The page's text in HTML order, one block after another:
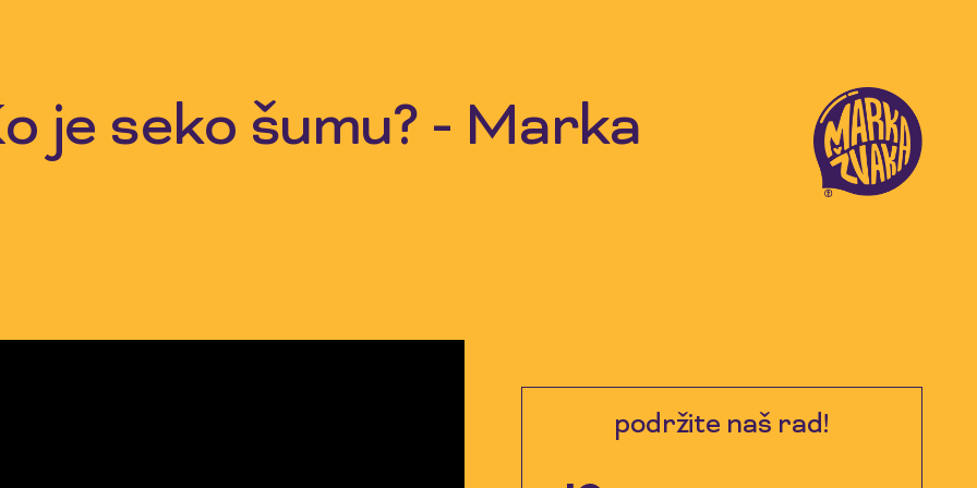
je seko šumu? - Marka
podržite naš rad!